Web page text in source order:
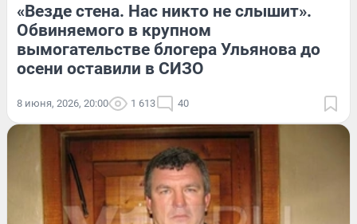
«Везде стена. Нас никто не слышит».
Обвиняемого в крупном
вымогательстве блогера Ульянова до
осени оставили в СИЗО
8 июня, 2026, 20:00 1 613 40